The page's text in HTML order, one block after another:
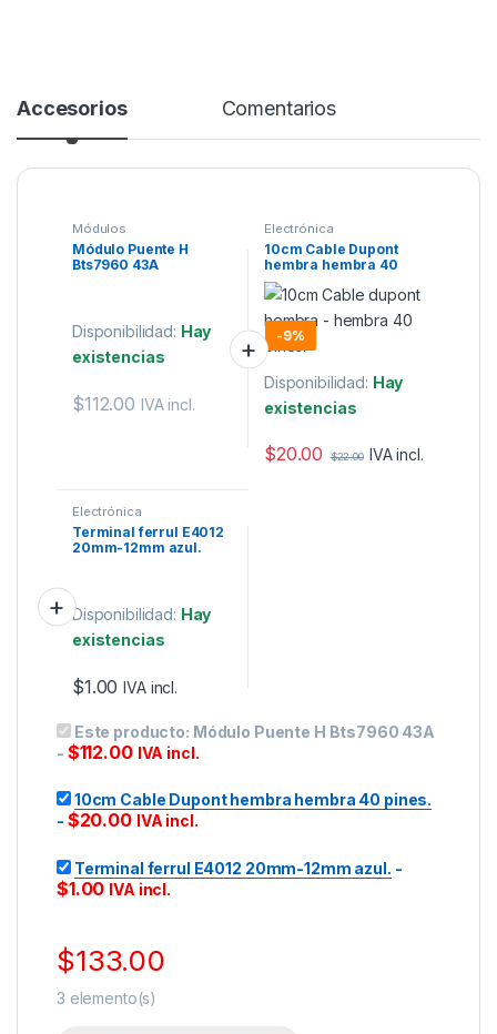
Accesorios Comentarios
Módulos
Módulo Puente H
Bts7960 43A
Disponibilidad: Hay
existencias
$112.00 IVA incl.
Electrónica
10cm Cable Dupont
hembra hembra 40
pines.
-9%
Disponibilidad: Hay
existencias
$20.00 $22.00 IVA incl.
Electrónica
Terminal ferrul E4012
20mm-12mm azul.
Disponibilidad: Hay
existencias
$1.00 IVA incl.
Este producto: Módulo Puente H Bts7960 43A
- $112.00 IVA incl.
10cm Cable Dupont hembra hembra 40 pines.
- $20.00 IVA incl.
Terminal ferrul E4012 20mm-12mm azul. -
$1.00 IVA incl.
$133.00
3 elemento(s)